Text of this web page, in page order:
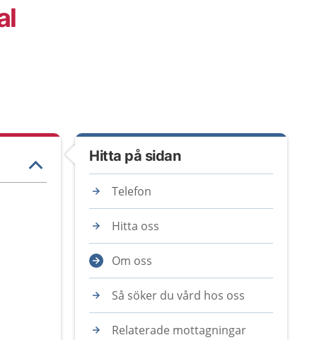
Hitta på sidan
Telefon
Hitta oss
Om oss
Så söker du vård hos oss
Relaterade mottagningar